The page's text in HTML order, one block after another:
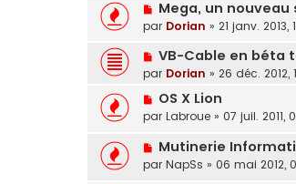
Mega, un
par Dorian » 21 janv. 2013,
VB-Cable en béta
par Dorian » 26 déc. 2012,
OS X Lion
par Labroue » 07 juil. 2011,
Mutinerie
par NapSs » 06 mai 2012,